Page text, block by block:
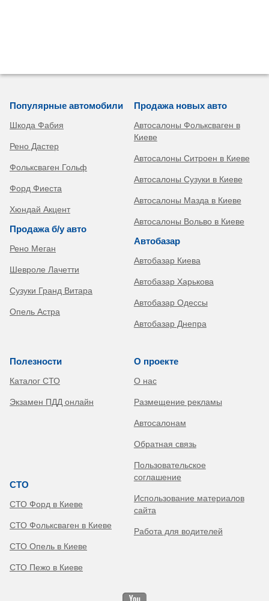
Популярные автомобили
Шкода Фабия
Рено Дастер
Фольксваген Гольф
Форд Фиеста
Хюндай Акцент
Продажа б/у авто
Рено Меган
Шевроле Лачетти
Сузуки Гранд Витара
Опель Астра
Продажа новых авто
Автосалоны Фольксваген в
Киеве
Автосалоны Ситроен в Киеве
Автосалоны Сузуки в Киеве
Автосалоны Мазда в Киеве
Автосалоны Вольво в Киеве
Автобазар
Автобазар Киева
Автобазар Харькова
Автобазар Одессы
Автобазар Днепра
Полезности
Каталог СТО
Экзамен ПДД онлайн
СТО
СТО Форд в Киеве
СТО Фольксваген в Киеве
СТО Опель в Киеве
СТО Пежо в Киеве
О проекте
О нас
Размещение рекламы
Автосалонам
Обратная связь
Пользовательское
соглашение
Использование материалов
сайта
Работа для водителей